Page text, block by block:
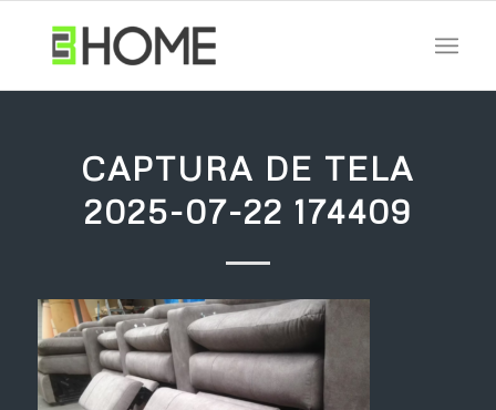
CAPTURA DE TELA
2025-07-22 174409